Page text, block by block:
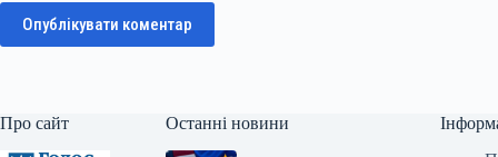
Опублікувати коментар
Про сайт Останні новини